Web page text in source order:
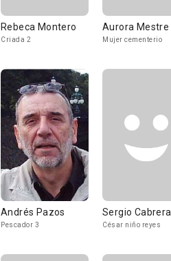
Rebeca Montero
Criada 2
Aurora Mestre
Mujer cementerio
Andrés Pazos
Pescador 3
Sergio Cabrera
César niño reyes